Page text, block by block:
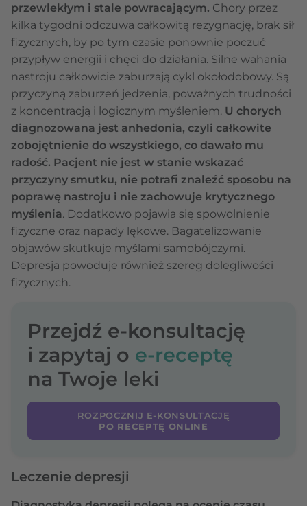
przewlekłym i stale powracającym. Chory przez
kilka tygodni odczuwa całkowitą rezygnację, brak sił
fizycznych, by po tym czasie ponownie poczuć
przypływ energii i chęci do działania. Silne wahania
nastroju całkowicie zaburzają cykl okołodobowy. Są
przyczyną zaburzeń jedzenia, poważnych trudności
z koncentracją i logicznym myśleniem. U chorych
diagnozowana jest anhedonia, czyli całkowite
zobojętnienie do wszystkiego, co dawało mu
radość. Pacjent nie jest w stanie wskazać
przyczyny smutku, nie potrafi znaleźć sposobu na
poprawę nastroju i nie zachowuje krytycznego
myślenia. Dodatkowo pojawia się spowolnienie
fizyczne oraz napady lękowe. Bagatelizowanie
objawów skutkuje myślami samobójczymi.
Depresja powoduje również szereg dolegliwości
fizycznych.
Przejdź e-konsultację
i zapytaj o e-receptę
na Twoje leki
ROZPOCZNIJ E-KONSULTACJĘ
PO RECEPTĘ ONLINE
Leczenie depresji